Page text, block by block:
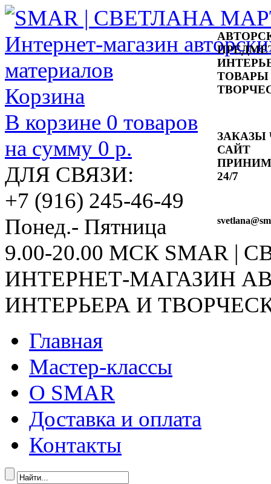
ТОВАРЫ
ЗАКАЗЫ
САЙТ
24/7
svetlana
Корзина
В корзине 0 товаров
на сумму 0 р.
ДЛЯ СВЯЗИ:
+7 (916) 245-46-49
Понед.- Пятница
9.00-20.00 МСК SMAR |
ИНТЕРНЕТ-МАГАЗИН
ИНТЕРЬЕРА И
Главная
Мастер-классы
О SMAR
Доставка и оплата
Контакты